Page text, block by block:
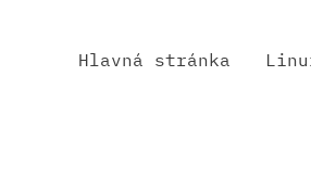
Hlavná stránka